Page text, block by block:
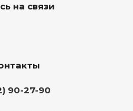
на связи
90-27-90